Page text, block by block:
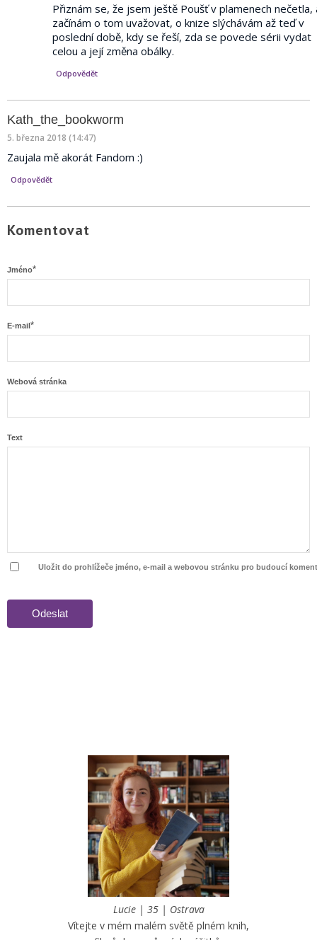
Přiznám se, že jsem ještě Poušť v plamenech nečetla,
začínám o tom uvažovat, o knize slýchávám až teď v
poslední době, kdy se řeší, zda se povede sérii vydat
celou a její změna obálky.
Odpovědět
Kath_the_bookworm
5. března 2018 (14:47)
Zaujala mě akorát Fandom :)
Odpovědět
Komentovat
Jméno*
E-mail*
Webová stránka
Uložit do prohlížeče jméno, e-mail a webovou stránku pro budoucí
Text
Lucie | 35 | Ostrava
Vítejte v mém malém světě plném knih,